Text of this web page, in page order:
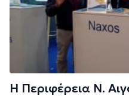
Η Περιφέρεια Ν.